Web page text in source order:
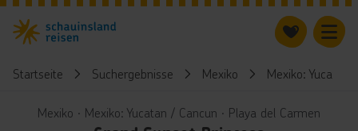
Startseite Suchergebnisse Mexiko Mexiko: Yucatan
Mexiko ∙ Mexiko: Yucatan / Cancun ∙ Playa del Carmen